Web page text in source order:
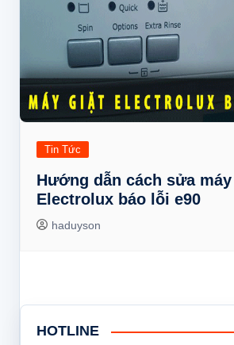
Tin Tức
Hướng dẫn cách sửa
Electrolux báo lỗi e90
haduyson
HOTLINE